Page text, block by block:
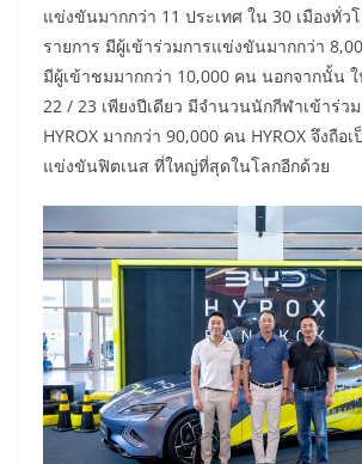
แข่งขันมากกว่า 11 ประเทศ ใน 30 เมืองทั่ว
รายการ มีผู้เข้าร่วมการแข่งขันมากกว่า
มีผู้เข้าชมมากกว่า 10,000 คน นอกจากนั้น
22 / 23 เพียงปีเดียว มีจำนวนนักกีฬาเข้าร่ว
HYROX มากกว่า 90,000 คน HYROX จึงถือ
แข่งขันฟิตเนส ที่ใหญ่ที่สุดในโลกอีกด้วย